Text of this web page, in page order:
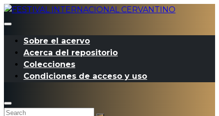
Sobre el acervo
Acerca del repositorio
Colecciones
Condiciones de acceso y uso